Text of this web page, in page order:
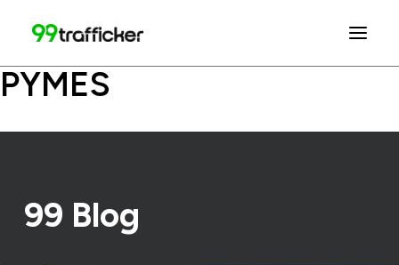
PYMES
99 Blog